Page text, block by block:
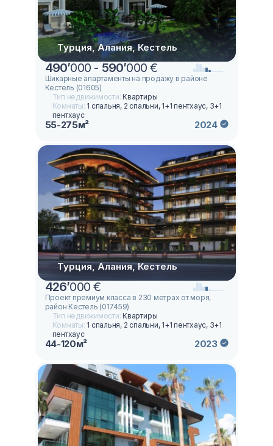
Турция, Алания, Кестель
490’000 - 590’000 €
Шикарные апартаменты на продажу в районе
Кестель (01605)
Тип недвижимости:Квартиры
Комнаты: 1 спальня, 2 спальни, 1+1 пентхаус, 3+1
пентхаус
55-275м² 2024
Турция, Алания, Кестель
426’000 €
Проект премиум класса в 230 метрах от моря,
район Кестель (017459)
Тип недвижимости:Квартиры
Комнаты: 1 спальня, 2 спальни, 1+1 пентхаус, 3+1
пентхаус
44-120м² 2023